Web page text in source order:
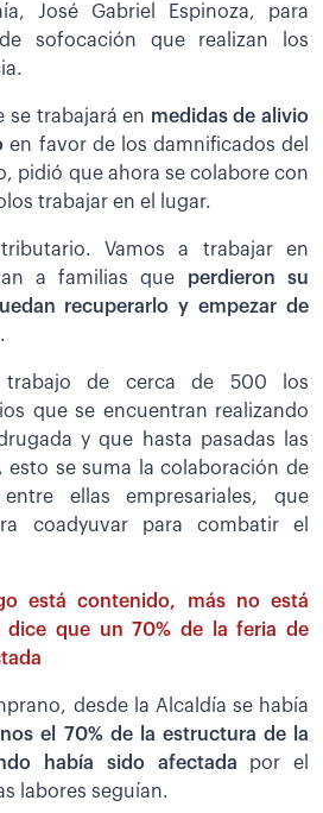
José Gabriel Espinoza, para
sofocación que realizan los
se trabajará en medidas de alivio
en favor de los damnificados del
pidió que ahora se colabore con
trabajar en el lugar.
Vamos a trabajar en
a familias que perdieron su
recuperarlo y empezar de
trabajo de cerca de 500 los
que se encuentran realizando
y que hasta pasadas las
esto se suma la colaboración de
ellas empresariales, que
coadyuvar para combatir el
está contenido, más no está
dice que un 70% de la feria de
desde la Alcaldía se había
el 70% de la estructura de la
había sido afectada por el
labores seguían.